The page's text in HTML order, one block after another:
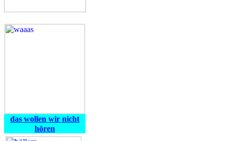
das wollen wir nicht
hören